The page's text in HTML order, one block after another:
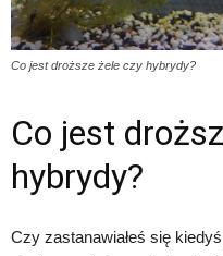
Co jest droższe żele czy hybrydy?
Co jest
hybrydy?
Czy zastanawiałeś się